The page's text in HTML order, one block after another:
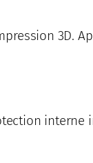
3D.
interne